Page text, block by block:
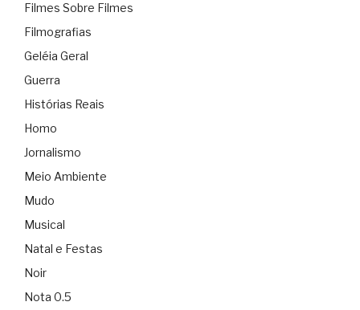
Filmes Sobre Filmes
Filmografias
Geléia Geral
Guerra
Histórias Reais
Homo
Jornalismo
Meio Ambiente
Mudo
Musical
Natal e Festas
Noir
Nota 0.5